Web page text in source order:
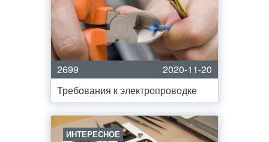
2699
2020-11-20
Требования к электропроводке
ИНТЕРЕСНОЕ